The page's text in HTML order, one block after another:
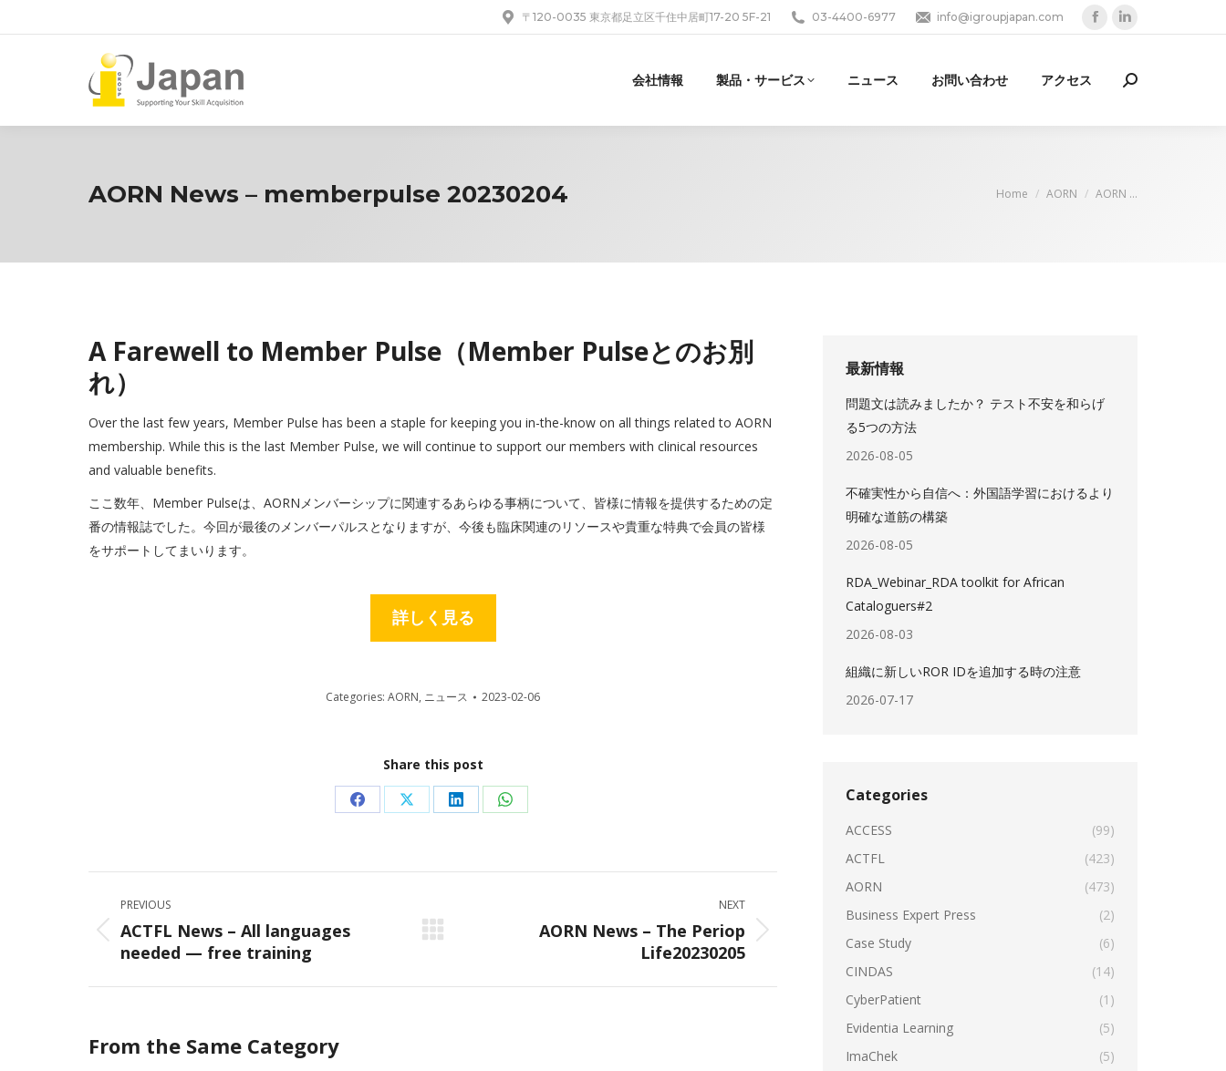
〒120-0035 東京都足立区千住中居町17-20 5F-21 03-4400-6977 info@igroupjapan.com
opensopens
会社情報 製品・サービス ニュース お問い合わせ アクセス Search:
AORN News – memberpulse 20230204 You are here:
Home AORN AORN …
A Farewell to Member Pulse（Member Pulseとのお別
れ）
Over the last few years, Member Pulse has been a staple for keeping you in-the-know on all things related to AORN
membership. While this is the last Member Pulse, we will continue to support our members with clinical resources
and valuable benefits.
ここ数年、Member Pulseは、AORNメンバーシップに関連するあらゆる事柄について、皆様に情報を提供するための定
番の情報誌でした。今回が最後のメンバーパルスとなりますが、今後も臨床関連のリソースや貴重な特典で会員の皆様
をサポートしてまいります。
詳しく見る
Categories: AORN, ニュース 2023-02-06
Share this post
Share
Facebook
Share
X
Share
LinkedIn
Share
WhatsApp
navigation
PREVIOUS
Previous
post:
ACTFL News – All languages
needed — free training
NEXT
AORN News – The Periop
Life20230205
From the Same Category
最新情報
問題文は読みましたか？ テスト不安を和らげ
る5つの方法
2026-08-05
不確実性から自信へ：外国語学習におけるより
明確な道筋の構築
2026-08-05
RDA_Webinar_RDA toolkit for African
Cataloguers#2
2026-08-03
組織に新しいROR IDを追加する時の注意
2026-07-17
Categories
ACCESS
(99)
ACTFL
(423)
AORN
(473)
Business Expert Press
(2)
Case Study
(6)
CINDAS
(14)
CyberPatient
(1)
Evidentia Learning
(5)
ImaChek
(5)